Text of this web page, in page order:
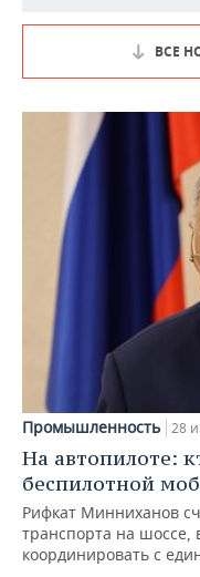
ВСЕ
Промышленность 28
На автопилоте:
беспилотной
Рифкат Минниханов
транспорта на шоссе,
координировать с